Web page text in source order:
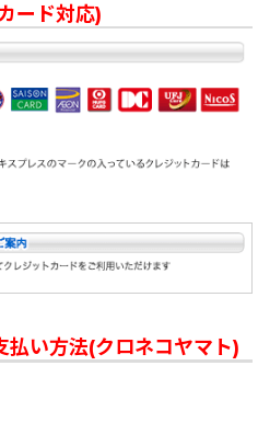
ード対応)
い方法(クロネコヤマト)